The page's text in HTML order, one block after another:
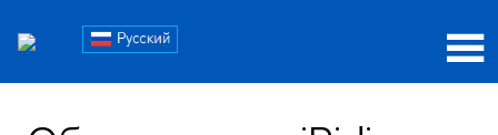
содержимому
Блог